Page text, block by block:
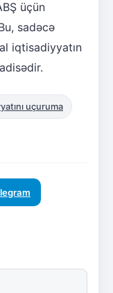
üçün
sadəcə
iqtisadiyyatın
uçuruma